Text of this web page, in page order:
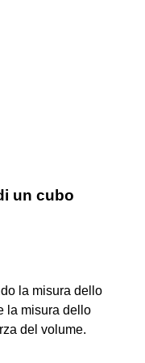
un cubo
la misura dello
la misura dello
del volume.